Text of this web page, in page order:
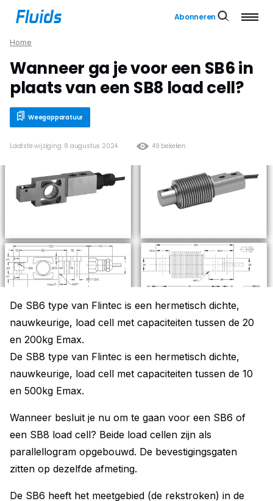
Abonneren
Home
Wanneer ga je voor een SB6 in
plaats van een SB8 load cell?
Weegapparatuur
49 bekeken
Laatste wijziging: 8 augustus 2024
De SB6 type van Flintec is een hermetisch dichte,
nauwkeurige, load cell met capaciteiten tussen de 20
en 200kg Emax.
De SB8 type van Flintec is een hermetisch dichte,
nauwkeurige, load cell met capaciteiten tussen de 10
en 500kg Emax.
Wanneer besluit je nu om te gaan voor een SB6 of
een SB8 load cell? Beide load cellen zijn als
parallellogram opgebouwd. De bevestigingsgaten
zitten op dezelfde afmeting.
De SB6 heeft het meetgebied (de rekstroken) in de